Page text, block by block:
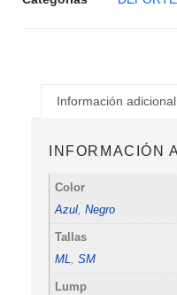
Información adicional
INFORMACIÓN
Color
Azul ,Negro
Tallas
ML
,SM
Lump